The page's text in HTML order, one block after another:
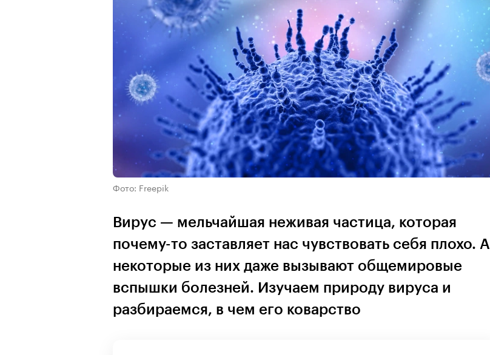
Фото: Freepik
Вирус — мельчайшая неживая частица, которая
почему-то заставляет нас чувствовать себя плохо. А
некоторые из них даже вызывают общемировые
вспышки болезней. Изучаем природу вируса и
разбираемся, в чем его коварство